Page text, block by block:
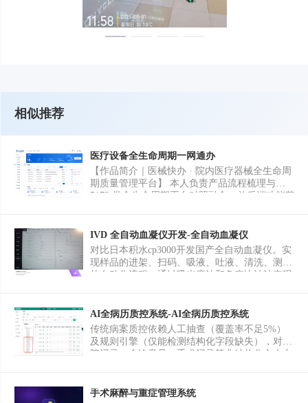
相似推荐
医疗设备全生命周期一网通办
【作品简介｜医械快办 · 院内医疗器械全生命周
期质量管理平台】 本人负责产品流程梳理与
5173 类全生命周期平台对照融合、前后端功能落
理。 关键词： 医疗器械全生命周期、医学装备
管理、医院设备科系统、进货查验、UDI/植入追
溯、维保工单、效期管理、不良事件、召回管
理、SPD/质控、迎检资料包、Vue3、Spring
IVD 全自动血凝仪开发-全自动血凝仪
对比日本积水cp3000开发国产全自动血凝仪。实
现样品的进架、扫码、吸液、吐液、清洗、测试
的自动化流程。通过吸光度法和免疫比浊法实现
三种状态。进行多种状态间的转换。
AI全病历质控系统-AI全病历质控系统
传统病案质控依赖人工抽查（覆盖率不足5%）
及规则引擎（仅能检测结构化字段缺失），对入
院记录、会诊意见、手术记录等非结构化文本中
历质控系统，自动抽取患者的病历数据，经过清
手术麻醉与重症管理系统